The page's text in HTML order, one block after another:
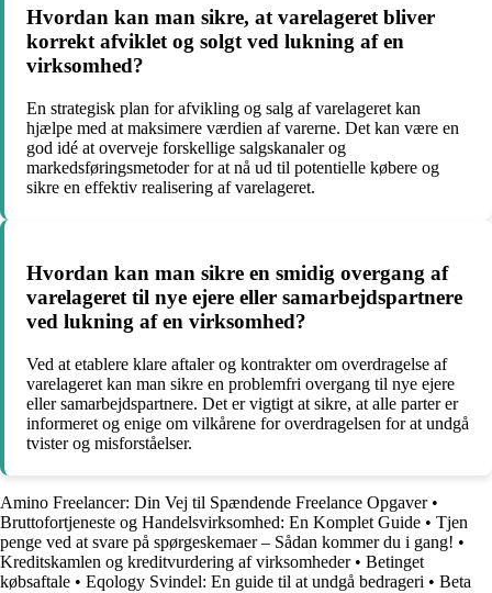
Hvordan kan man sikre, at varelageret bliver
korrekt afviklet og solgt ved lukning af en
virksomhed?
En strategisk plan for afvikling og salg af varelageret kan
hjælpe med at maksimere værdien af varerne. Det kan være en
god idé at overveje forskellige salgskanaler og
markedsføringsmetoder for at nå ud til potentielle købere og
sikre en effektiv realisering af varelageret.
Hvordan kan man sikre en smidig overgang af
varelageret til nye ejere eller samarbejdspartnere
ved lukning af en virksomhed?
Ved at etablere klare aftaler og kontrakter om overdragelse af
varelageret kan man sikre en problemfri overgang til nye ejere
eller samarbejdspartnere. Det er vigtigt at sikre, at alle parter er
informeret og enige om vilkårene for overdragelsen for at undgå
tvister og misforståelser.
Amino Freelancer: Din Vej til Spændende Freelance Opgaver•
Bruttofortjeneste og Handelsvirksomhed: En Komplet Guide • Tjen
penge ved at svare på spørgeskemaer – Sådan kommer du i gang! •
Kreditskamlen og kreditvurdering af virksomheder• Betinget
købsaftale • Eqology Svindel: En guide til at undgå bedrageri • Beta